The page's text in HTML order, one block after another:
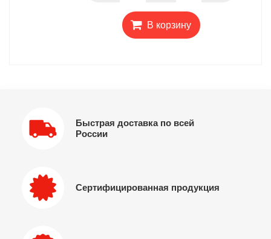
В корзину
Быстрая доставка по всей
России
Сертифицированная продукция